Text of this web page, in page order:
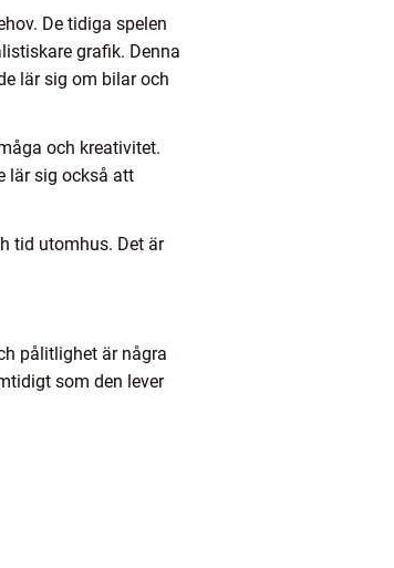
De tidiga spelen
grafik. Denna
lär sig om bilar och
och kreativitet.
lär sig också att
tid utomhus. Det är
pålitlighet är några
som den lever